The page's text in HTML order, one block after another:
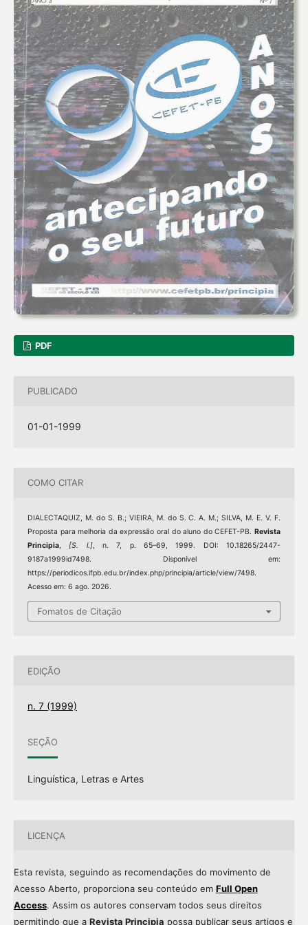
PDF
PUBLICADO
01-01-1999
COMO CITAR
DIALECTAQUIZ, M. do S. B.; VIEIRA, M. do S. C. A. M.; SILVA, M. E. V. F.
Proposta para melhoria da expressão oral do aluno do CEFET-PB.Revista
Principia,[S. l.], n. 7, p. 65–69, 1999. DOI: 10.18265/2447-
9187a1999id7498. Disponível em:
https://periodicos.ifpb.edu.br/index.php/principia/article/view/7498.
Acesso em: 6 ago. 2026.
Fomatos de Citação
EDIÇÃO
n. 7 (1999)
SEÇÃO
Linguística, Letras e Artes
LICENÇA
Esta revista, seguindo as recomendações do movimento de
Acesso Aberto, proporciona seu conteúdo em Full Open
Access. Assim os autores conservam todos seus direitos
permitindo que a Revista Principia possa publicar seus artigos e